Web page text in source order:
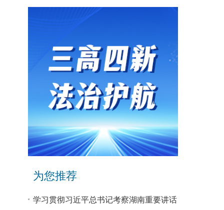
为您推荐
学习贯彻习近平总书记考察湖南重要讲话